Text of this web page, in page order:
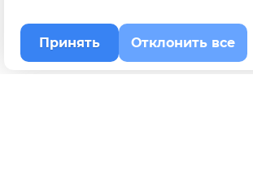
Принять Отклонить все